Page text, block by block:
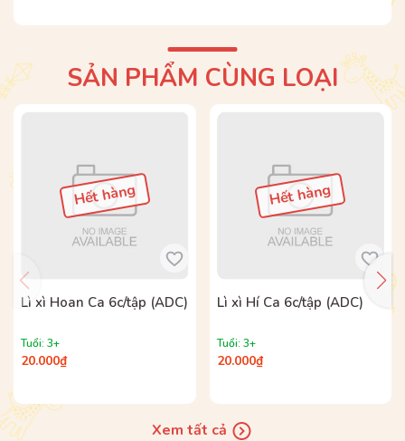
SẢN PHẨM CÙNG LOẠI
Hết hàng
Lì xì Hoan Ca 6c/tập (ADC)
Tuổi: 3+
20.000₫
Hết hàng
Lì xì Hí Ca 6c/tập (ADC)
Tuổi: 3+
20.000₫
Xem tất cả